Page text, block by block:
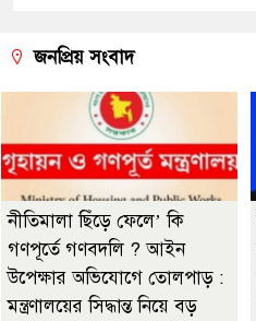
জনপ্রিয় সংবাদ
নীতিমালা ছিঁড়ে ফেলে’ কি
গণপূর্তে গণবদলি ? আইন
উপেক্ষার অভিযোগে তোলপাড় :
মন্ত্রণালয়ের সিদ্ধান্ত নিয়ে বড়